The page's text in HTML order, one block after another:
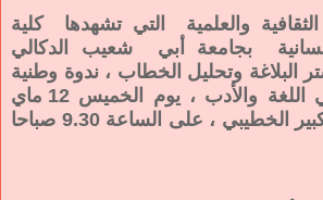
والعلمية التي تشهدها كلية
بجامعة أبي شعيب الدكالي
البلاغة وتحليل الخطاب ، ندوة وطنية
بعنوان : قضايا في اللغة والأدب ، يوم الخميس 12 ماي
2016 بقاعة عبد الكبير الخطيبي ، على الساعة 9.30 صباحا